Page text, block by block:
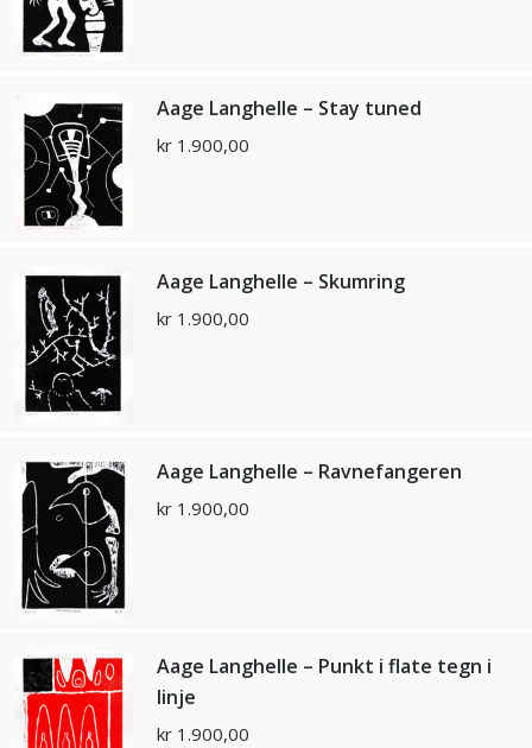
Aage Langhelle – Stay tuned
kr 1.900,00
Aage Langhelle – Skumring
kr 1.900,00
Aage Langhelle – Ravnefangeren
kr 1.900,00
Aage Langhelle – Punkt i flate tegn i
linje
kr 1.900,00